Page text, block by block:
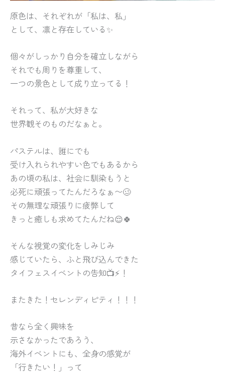
原色は、それぞれが「私は、私」
として、凛と存在している✨
個々がしっかり自分を確立しながら
それでも周りを尊重して、
一つの景色として成り立ってる！
それって、私が大好きな
世界観そのものだなぁと。
パステルは、誰にでも
受け入れられやすい色でもあるから
あの頃の私は、社会に馴染もうと
必死に頑張ってたんだろなぁ〜🥴
その無理な頑張りに疲弊して
きっと癒しも求めてたんだね😌🍀
そんな視覚の変化をしみじみ
感じていたら、ふと飛び込んできた
タイフェスイベントの告知📺⚡️！
またきた！セレンディピティ！！！
昔なら全く興味を
示さなかったであろう、
海外イベントにも、全身の感覚が
「行きたい！」って